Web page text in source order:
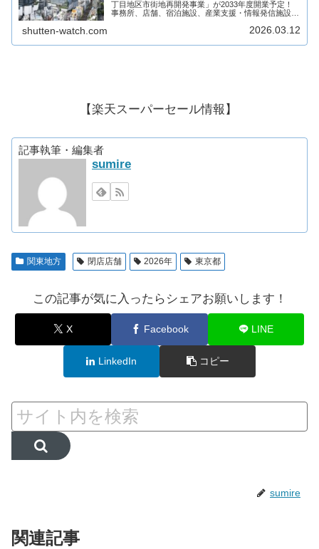
丁目地区市街地再開発事業」が2033年度開業予定！
事務所、店舗、宿泊施設、産業支援・情報発信施設、
定！そんな、神南一丁目地区市街地再開発事業につ
shutten-watch.com 2026.03.12
【楽天スーパーセール情報】
記事執筆・編集者
sumire
関東地方 閉店店舗 2026年 東京都
この記事が気に入ったらシェアお願いします！
X Facebook LINE
LinkedIn コピー
sumire
関連記事